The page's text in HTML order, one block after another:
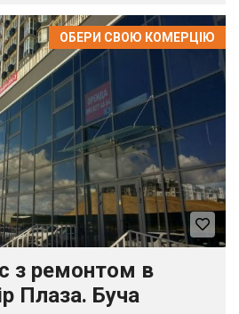
ОБЕРИ СВОЮ КОМЕРЦІЮ
з ремонтом в
Плаза. Буча